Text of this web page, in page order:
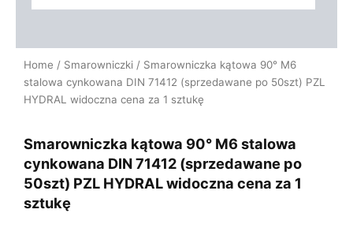
Home / Smarowniczki / Smarowniczka kątowa 90° M6
stalowa cynkowana DIN 71412 (sprzedawane po 50szt) PZL
HYDRAL widoczna cena za 1 sztukę
Smarowniczka kątowa 90° M6 stalowa
cynkowana DIN 71412 (sprzedawane po
50szt) PZL HYDRAL widoczna cena za 1
sztukę